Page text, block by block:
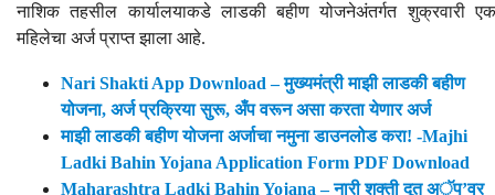
नाशिक तहसील कार्यालयाकडे लाडकी बहीण योजनेअंतर्गत शुक्रवारी
महिलेचा अर्ज प्राप्त झाला आहे.
Nari Shakti App Download – मुख्यमंत्री माझी लाडकी बहीण
योजना, अर्ज प्रक्रिया सुरू, अँप वरून असा करता येणार अर्ज
माझी लाडकी बहीण योजना अर्जाचा नमुना डाउनलोड करा! -Majhi
Ladki Bahin Yojana Application Form PDF Download
Maharashtra Ladki Bahin Yojana – नारी शक्ती दूत अॅप’वर